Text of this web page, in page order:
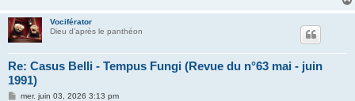
Vociférator
Dieu d'après le panthéon
Re: Casus Belli - Tempus Fungi (Revue du n°63 mai - juin
1991)
Mmer. juin 03, 2026 3:13 pm